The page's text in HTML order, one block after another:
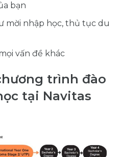
bạn
mời nhập học, thủ tục du
vấn đề khác
trình đào
tại Navitas